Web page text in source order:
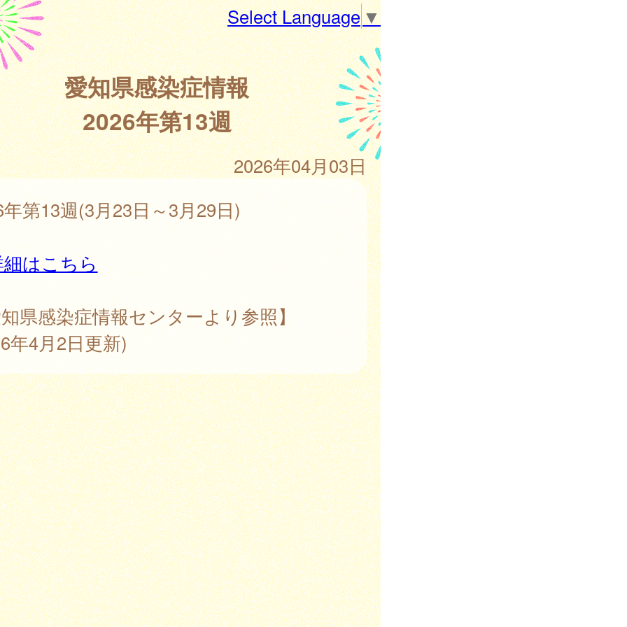
Select Language▼
愛知県感染症情報
2026年第13週
2026年04月03日
第13週(3月23日～3月29日)
はこちら
県感染症情報センターより参照】
年4月2日更新)